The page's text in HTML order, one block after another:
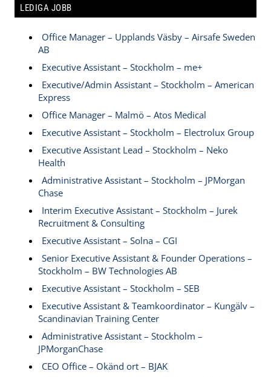
LEDIGA JOBB
Office Manager – Upplands Väsby – Airsafe Sweden
AB
Executive Assistant – Stockholm – me+
Executive/Admin Assistant – Stockholm – American
Express
Office Manager – Malmö – Atos Medical
Executive Assistant – Stockholm – Electrolux Group
Executive Assistant Lead – Stockholm – Neko
Health
Administrative Assistant – Stockholm – JPMorgan
Chase
Interim Executive Assistant – Stockholm – Jurek
Recruitment & Consulting
Executive Assistant – Solna – CGI
Senior Executive Assistant & Founder Operations –
Stockholm – BW Technologies AB
Executive Assistant – Stockholm – SEB
Executive Assistant & Teamkoordinator – Kungälv –
Scandinavian Training Center
Administrative Assistant – Stockholm –
JPMorganChase
CEO Office – Okänd ort – BJAK